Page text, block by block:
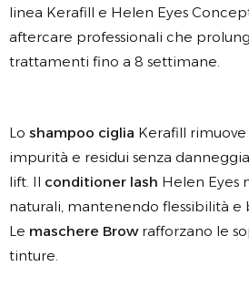
linea Kerafill e Helen Eyes
aftercare professionali che
trattamenti fino a 8 settimane.
Lo shampoo ciglia Kerafill
impurità e residui senza
lift. Il conditioner lash Helen Eyes
naturali, mantenendo flessibilità e
Le maschere Browrafforzano le
tinture.